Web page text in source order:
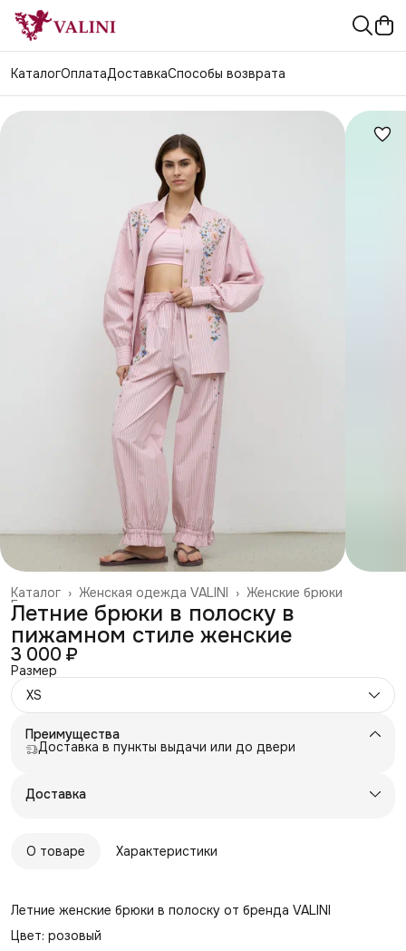
КаталогОплатаДоставкаСпособы возврата
Женские брюки
Женская одежда VALINI ›
Каталог ›
Главная
Летние брюки в полоску в
пижамном стиле женские
3 000 ₽
Размер
XS
Преимущества
Доставка в пункты выдачи или до двери
Доставка
О товаре Характеристики
Летние женские брюки в полоску от бренда VALINI
Цвет: розовый